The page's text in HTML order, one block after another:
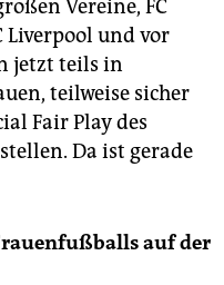
Vereine, FC
Liverpool und vor
jetzt teils in
teilweise sicher
Fair Play des
Da ist gerade
auf der